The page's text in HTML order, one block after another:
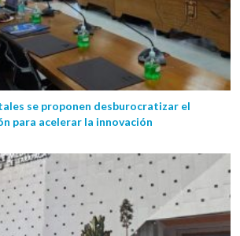
se proponen desburocratizar el
para acelerar la innovación